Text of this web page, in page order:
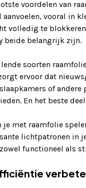
voordelen van
vooral in
volledig te
beide belangrijk zijn.
soorten
ervoor dat
of
En het beste
je met raamfolie
lichtpatronen in
functioneel als